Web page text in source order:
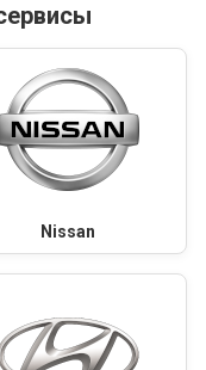
Nissan